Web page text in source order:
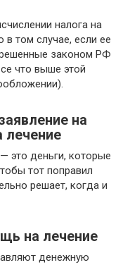
налога на
том случае, если ее
законом РФ
что выше этой
на
лечение
это деньги, которые
тот поправил
решает, когда и
на лечение
денежную